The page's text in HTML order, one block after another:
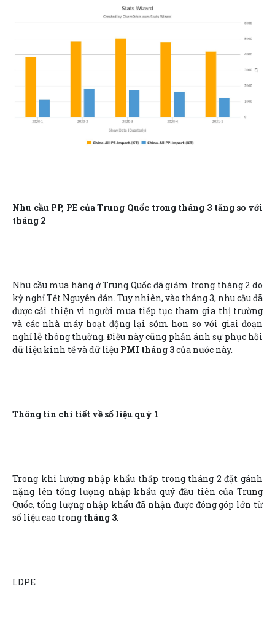
Nhu cầu PP, PE của Trung Quốc trong tháng 3 tăng so với
tháng 2
Nhu cầu mua hàng ở Trung Quốc đã giảm trong tháng 2 do
kỳ nghỉ Tết Nguyên đán. Tuy nhiên, vào tháng 3, nhu cầu đã
được cải thiện vì người mua tiếp tục tham gia thị trường
và các nhà máy hoạt động lại sớm hơn so với giai đoạn
nghỉ lễ thông thường. Điều này cũng phản ánh sự phục hồi
dữ liệu kinh tế và dữ liệu PMI tháng 3của nước này.
Thông tin chi tiết về số liệu quý 1
Trong khi lượng nhập khẩu thấp trong tháng 2 đặt gánh
nặng lên tổng lượng nhập khẩu quý đầu tiên của Trung
Quốc, tổng lượng nhập khẩu đã nhận được đóng góp lớn từ
số liệu cao trong tháng 3.
LDPE